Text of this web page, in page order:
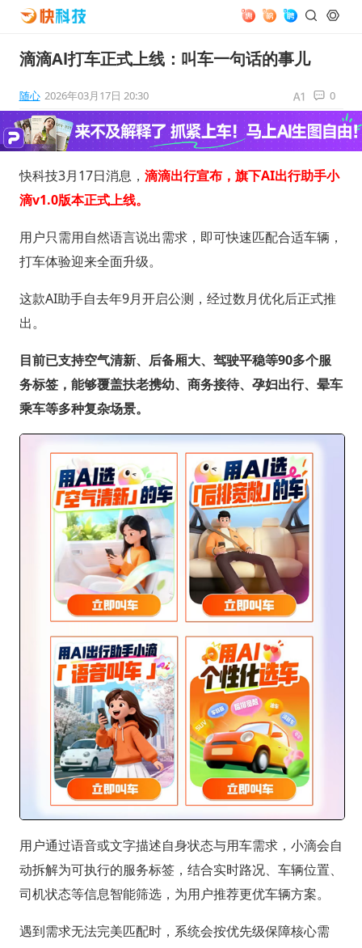
滴滴Al打车正式上线：叫车一句话的事儿
随心 2026年03月17日 20:30 0
快科技3月17日消息， 滴滴出行宣布，旗下AI出行助手小
滴v1.0版本正式上线。
用户只需用自然语言说出需求，即可快速匹配合适车辆，
打车体验迎来全面升级。
这款AI助手自去年9月开启公测，经过数月优化后正式推
出。
目前已支持空气清新、后备厢大、驾驶平稳等90多个服
务标签，能够覆盖扶老携幼、商务接待、孕妇出行、晕车
乘车等多种复杂场景。
用户通过语音或文字描述自身状态与用车需求，小滴会自
动拆解为可执行的服务标签，结合实时路况、车辆位置、
司机状态等信息智能筛选，为用户推荐更优车辆方案。
遇到需求无法完美匹配时，系统会按优先级保障核心需